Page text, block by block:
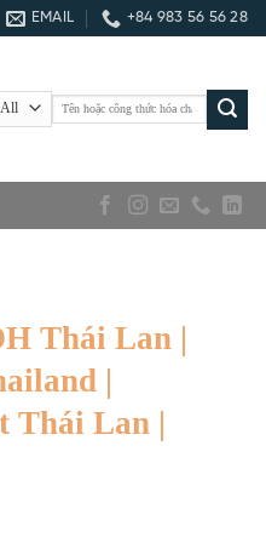
EMAIL +84 983 56 56 28
Tìm
kiếm:
Thái Lan |
|
Thái Lan |